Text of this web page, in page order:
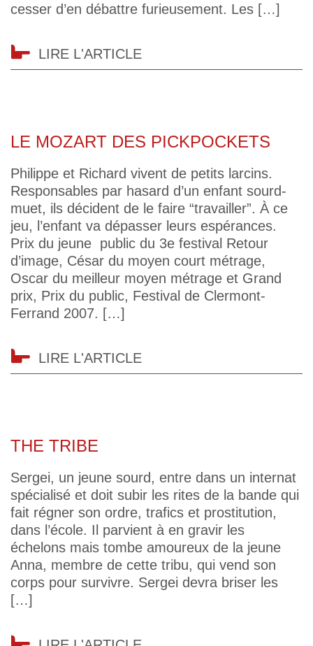
cesser d’en débattre furieusement. Les […]
LIRE L'ARTICLE
LE MOZART DES PICKPOCKETS
Philippe et Richard vivent de petits larcins.
Responsables par hasard d’un enfant sourd-
muet, ils décident de le faire “travailler”. À ce
jeu, l’enfant va dépasser leurs espérances.
Prix du jeune public du 3e festival Retour
d’image, César du moyen court métrage,
Oscar du meilleur moyen métrage et Grand
prix, Prix du public, Festival de Clermont-
Ferrand 2007. […]
LIRE L'ARTICLE
THE TRIBE
Sergei, un jeune sourd, entre dans un internat
spécialisé et doit subir les rites de la bande qui
fait régner son ordre, trafics et prostitution,
dans l’école. Il parvient à en gravir les
échelons mais tombe amoureux de la jeune
Anna, membre de cette tribu, qui vend son
corps pour survivre. Sergei devra briser les
[…]